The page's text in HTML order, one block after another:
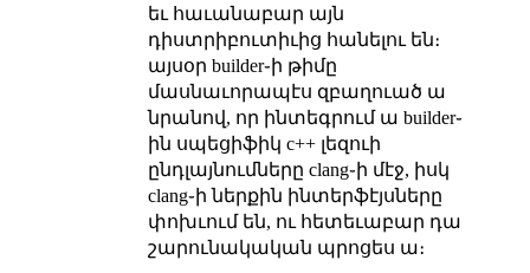
եւ հաւանաբար այն
դիստրիբուտիւից հանելու են։
այսօր builder֊ի թիմը
մասնաւորապէս զբաղուած ա
նրանով, որ ինտեգրում ա builder֊
ին սպեցիֆիկ c++ լեզուի
ընդլայնումները clang֊ի մէջ, իսկ
clang֊ի ներքին ինտերֆէյսները
փոխւում են, ու հետեւաբար դա
շարունակական պրոցես ա։